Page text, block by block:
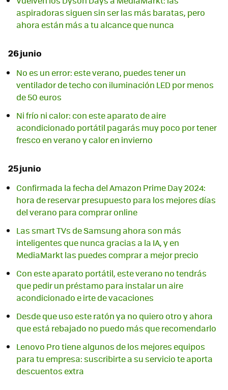
aspiradoras siguen sin ser las más baratas, pero
ahora están más a tu alcance que nunca
26 junio
No es un error: este verano, puedes tener un
ventilador de techo con iluminación LED por menos
de 50 euros
Ni frío ni calor: con este aparato de aire
acondicionado portátil pagarás muy poco por tener
fresco en verano y calor en invierno
25 junio
Confirmada la fecha del Amazon Prime Day 2024:
hora de reservar presupuesto para los mejores días
del verano para comprar online
Las smart TVs de Samsung ahora son más
inteligentes que nunca gracias a la IA, y en
MediaMarkt las puedes comprar a mejor precio
Con este aparato portátil, este verano no tendrás
que pedir un préstamo para instalar un aire
acondicionado e irte de vacaciones
Desde que uso este ratón ya no quiero otro y ahora
que está rebajado no puedo más que recomendarlo
Lenovo Pro tiene algunos de los mejores equipos
para tu empresa: suscribirte a su servicio te aporta
descuentos extra